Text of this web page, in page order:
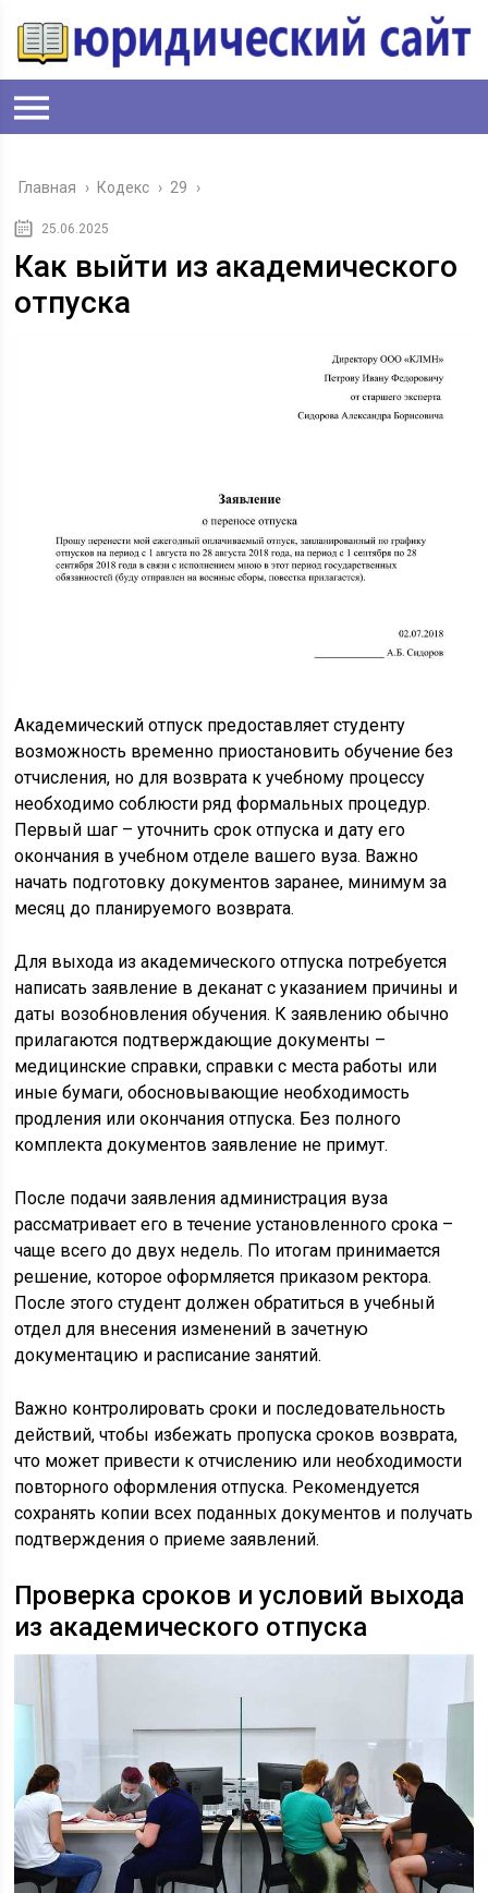
Главная › Кодекс › 29 ›
25.06.2025
Как выйти из академического
отпуска
Академический отпуск предоставляет студенту
возможность временно приостановить обучение без
отчисления, но для возврата к учебному процессу
необходимо соблюсти ряд формальных процедур.
Первый шаг – уточнить срок отпуска и дату его
окончания в учебном отделе вашего вуза. Важно
начать подготовку документов заранее, минимум за
месяц до планируемого возврата.
Для выхода из академического отпуска потребуется
написать заявление в деканат с указанием причины и
даты возобновления обучения. К заявлению обычно
прилагаются подтверждающие документы –
медицинские справки, справки с места работы или
иные бумаги, обосновывающие необходимость
продления или окончания отпуска. Без полного
комплекта документов заявление не примут.
После подачи заявления администрация вуза
рассматривает его в течение установленного срока –
чаще всего до двух недель. По итогам принимается
решение, которое оформляется приказом ректора.
После этого студент должен обратиться в учебный
отдел для внесения изменений в зачетную
документацию и расписание занятий.
Важно контролировать сроки и последовательность
действий, чтобы избежать пропуска сроков возврата,
что может привести к отчислению или необходимости
повторного оформления отпуска. Рекомендуется
сохранять копии всех поданных документов и получать
подтверждения о приеме заявлений.
Проверка сроков и условий выхода
из академического отпуска